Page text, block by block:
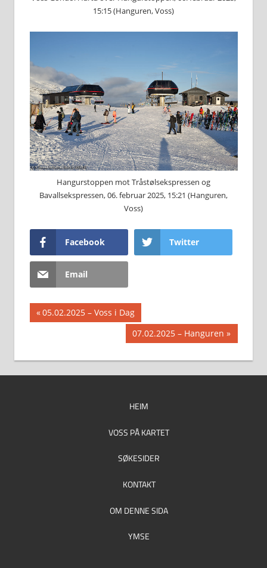
15:15 (Hanguren, Voss)
Hangurstoppen mot Tråstølsekspressen og
Bavallsekspressen, 06. februar 2025, 15:21 (Hanguren,
Voss)
Facebook Twitter
Email
Innleggsnavigasjon
Previous
Post:
05.02.2025 – Voss i Dag
Next
07.02.2025 – Hanguren
HEIM
VOSS PÅ KARTET
SØKESIDER
KONTAKT
OM DENNE SIDA
YMSE